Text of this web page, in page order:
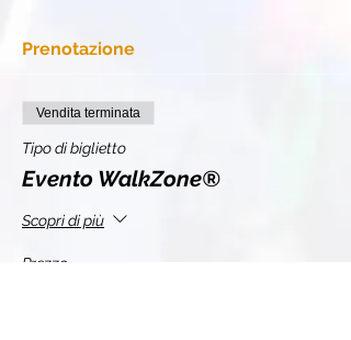
Prenotazione
Vendita terminata
Tipo di biglietto
Evento WalkZone®
Scopri di più
Prezzo